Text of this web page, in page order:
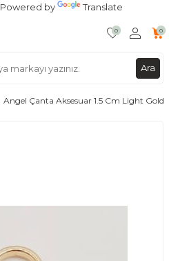
Powered by Translate
Ara
0 0
Angel Çanta Aksesuar 1.5 Cm Light Gold